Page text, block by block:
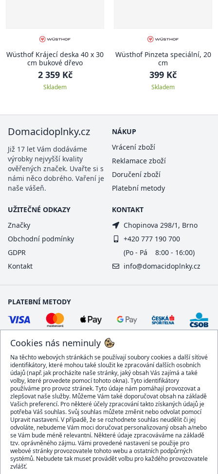
Wüsthof Krájecí deska 40 x 30
cm bukové dřevo
2 359 Kč
Skladem
Wüsthof Pinzeta speciální, 20
cm
399 Kč
Skladem
Cookies nás neminuly
Na těchto webových stránkách se používají soubory cookies a další síťové
identifikátory, které mohou také sloužit ke zpracování dalších osobních
údajů (např. jak procházíte naše stránky, jaký obsah Vás zajímá a také
volby, které provedete pomocí tohoto okna). Tyto identifikátory
používáme pro provoz stránek. Tyto údaje nám pomáhají provozovat a
zlepšovat naše služby. Můžeme Vám také doporučovat obsah na základě
Vašich preferencí. Pro některé účely zpracování takto získaných údajů je
potřeba Váš souhlas. Svůj souhlas můžete změnit nebo odvolat pomocí
Upravit nastavení. V případě, že se rozhodnete souhlas neudělit či jej
odvoláte, nebudeme Vám moci doručovat personalizovaný obsah a/nebo
se Vám bude méně relevantní. Některé údaje zpracováváme na základě
tzv. oprávněného zájmu. Vámi provedené nastavení se použije pro
webové stránky provozovatele tohoto webu a ostatních podpůrných
systémů. Nebudete tak muset provádět volbu pro každého provozovatele
zvlášť.
Domacidoplnky.cz
Již 17 let Vám dodáváme
výrobky nejvyšší kvality
ověřených značek. Uvařte si s
námi něco dobrého. Vaření je
naše vášeň.
NÁKUP
Vrácení zboží
Reklamace zboží
Doručení zboží
Platební metody
UŽITEČNÉ ODKAZY
Značky
Obchodní podmínky
GDPR
Kontakt
KONTAKT
Chopinova 298/1, Brno
+420 777 190 700
(Po - Pá 8:00 - 16:00)
info@domacidoplnky.cz
PLATEBNÍ METODY
DOPRAVCI
BEZPEČNÝ OBCHOD